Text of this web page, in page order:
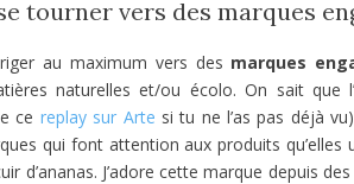
tourner vers des marques
au maximum vers des marques
naturelles et/ou écolo. On sait que
ce replay sur Arte si tu ne l’as pas déjà
qui font attention aux produits qu’elles
d’ananas. J’adore cette marque depuis des